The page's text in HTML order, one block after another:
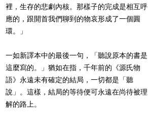
裡，生存的悲劇內核。那樣子的完成是相互呼
應的，跟開首我們聊到的物哀形成了一個圓
環。」
一如新譯本中的最後一句，「聽說原本的書是
這麼寫的。」猶如在指，千年前的《源氏物
語》永遠未有確定的結局，一切都是「聽
說」。這樣，結局的等待便可永遠在尚待被理
解的路上。